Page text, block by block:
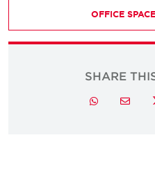
OFFICE
SHARE
Email
Whatsapp